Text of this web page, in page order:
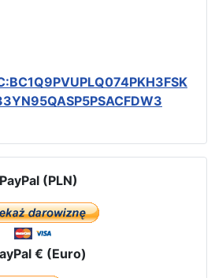
PayPal (PLN)
€ (Euro)